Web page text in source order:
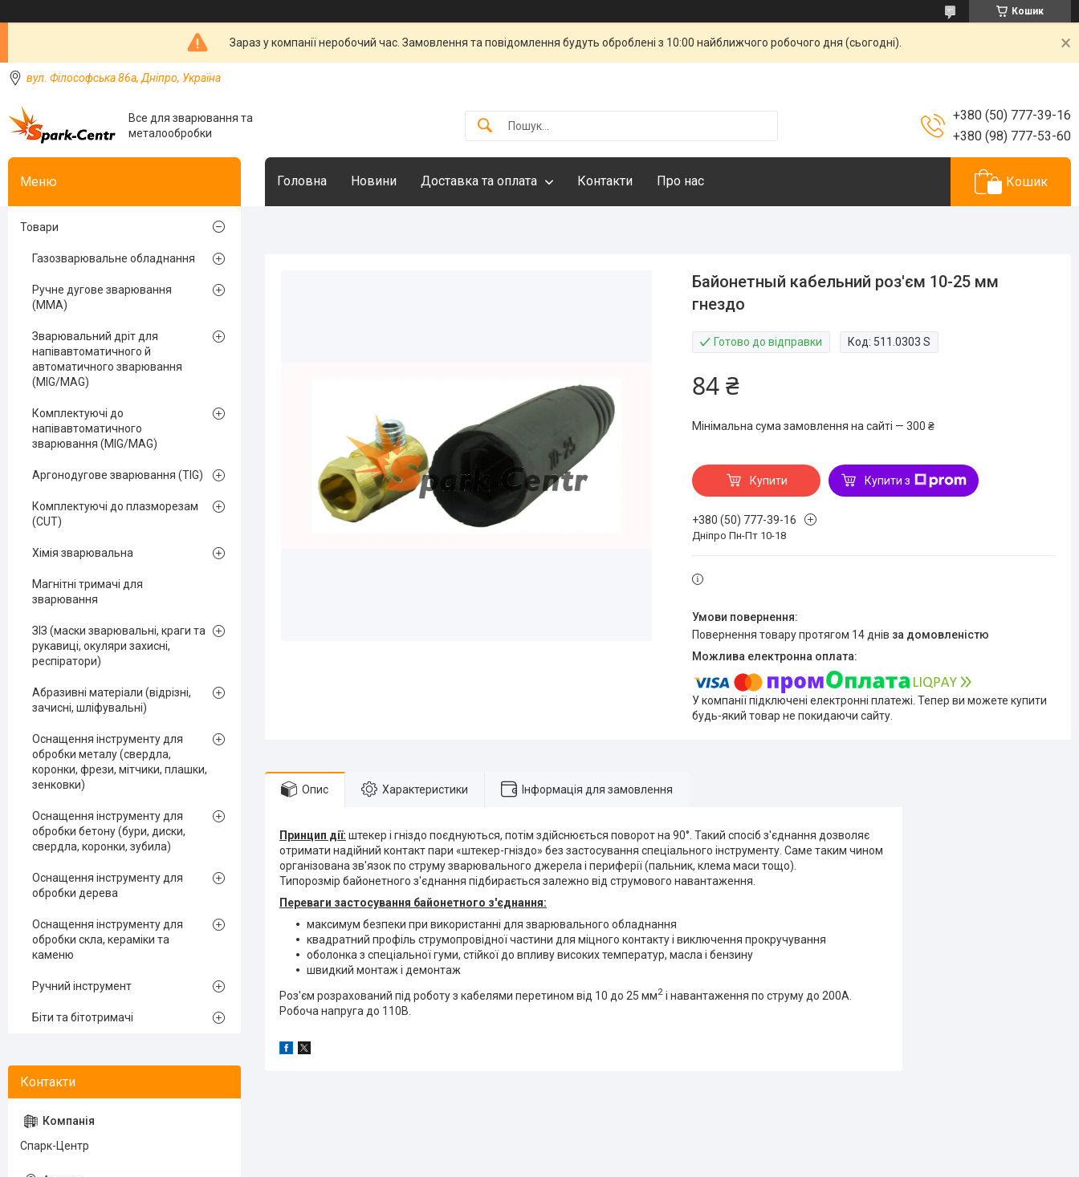
Кошик
Зараз у компанії неробочий час. Замовлення та повідомлення будуть оброблені з 10:00 найближчого робочого дня (сьогодні).
вул. Філософська 86а, Дніпро, Україна
Все для зварювання та
металообробки
+380 (50) 777-39-16
+380 (98) 777-53-60
Головна Новини Доставка та оплата Контакти Про нас Кошик
Байонетный кабельний роз'єм 10-25 мм
гнездо
Готово до відправки Код: 511.0303 S
84 ₴
Мінімальна сума замовлення на сайті — 300 ₴
Купити Купити з
+380 (50) 777-39-16
Дніпро Пн-Пт 10-18
повернення товару протягом 14 днів за домовленістю
У компанії підключені електронні платежі. Тепер ви можете купити
будь-який товар не покидаючи сайту.
Опис Характеристики Інформація для замовлення
Принцип дії: штекер і гніздо поєднуються, потім здійснюється поворот на 90°. Такий спосіб з'єднання дозволяє
отримати надійний контакт пари «штекер-гніздо» без застосування спеціального інструменту. Саме таким чином
організована зв'язок по струму зварювального джерела і периферії (пальник, клема маси тощо).
Типорозмір байонетного з'єднання підбирається залежно від струмового навантаження.
Переваги застосування байонетного з'єднання:
максимум безпеки при використанні для зварювального обладнання
квадратний профіль струмопровідної частини для міцного контакту і виключення прокручування
оболонка з спеціальної гуми, стійкої до впливу високих температур, масла і бензину
швидкий монтаж і демонтаж
Роз'єм розрахований під роботу з кабелями перетином від 10 до 25 мм2 і навантаження по струму до 200А.
Робоча напруга до 110В.
Товари
Газозварювальне обладнання
Ручне дугове зварювання
(MMA)
Зварювальний дріт для
напівавтоматичного й
автоматичного зварювання
(MIG/MAG)
Комплектуючі до
напівавтоматичного
зварювання (MIG/MAG)
Аргонодугове зварювання (TIG)
Комплектуючі до плазморезам
(CUT)
Хімія зварювальна
Магнітні тримачі для
зварювання
ЗІЗ (маски зварювальні, краги та
рукавиці, окуляри захисні,
респіратори)
Абразивні матеріали (відрізні,
зачисні, шліфувальні)
Оснащення інструменту для
обробки металу (свердла,
коронки, фрези, мітчики, плашки,
зенковки)
Оснащення інструменту для
обробки бетону (бури, диски,
свердла, коронки, зубила)
Оснащення інструменту для
обробки дерева
Оснащення інструменту для
обробки скла, кераміки та
каменю
Ручний інструмент
Біти та бітотримачі
Спарк-Центр